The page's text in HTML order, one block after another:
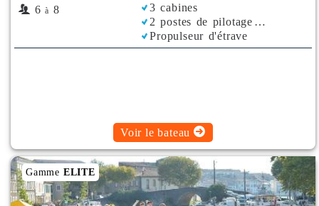
6 à 8
3 cabines
2 postes de pilotage
Propulseur d'étrave
Rafraichisseur d'Air
Voir le bateau
Gamme ELITE